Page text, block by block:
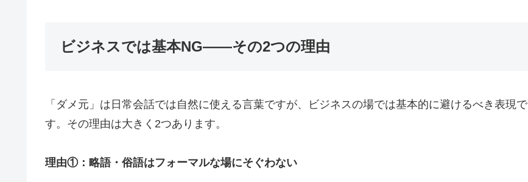
ビジネスでは基本NG——その2つの理由
「ダメ元」は日常会話では自然に使える言葉ですが、ビジネスの場では基本的に避けるべき表現で
す。その理由は大きく2つあります。
理由①：略語・俗語はフォーマルな場にそぐわない